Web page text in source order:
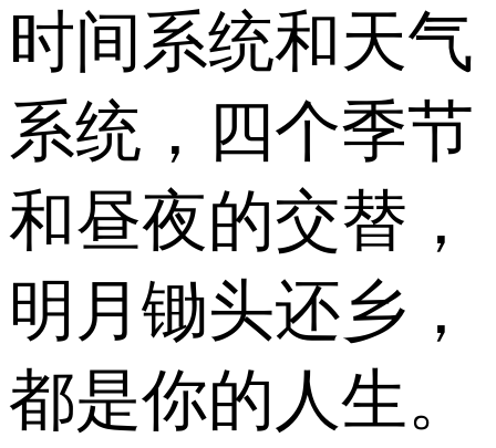
时间系统和天气
系统，四个季节
和昼夜的交替，
明月锄头还乡，
都是你的人生。